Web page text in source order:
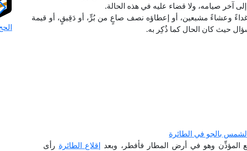
آخر صيامه، ولا قضاء عليه في هذه الحالة.
وعشاءً مشبعين، أو إعطاؤه نصف صاعٍ من بُرٍّ، أو دَقِيقٍ، أو قيمة
حيث كان الحال كما ذُكِر به.
بالجو في الطائرة
وهو في أرض المطار فأفطر، وبعد إقلاع الطائرة رأى